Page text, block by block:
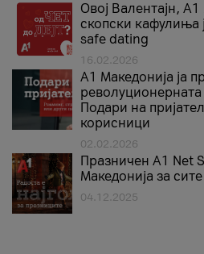
Овој Валентајн,
скопски кафулиња
safe dating
16.02.2026
А1 Македонија ја
Подари на
корисници
02.02.2026
Празничен A1 Net
Македонија за
04.12.2025